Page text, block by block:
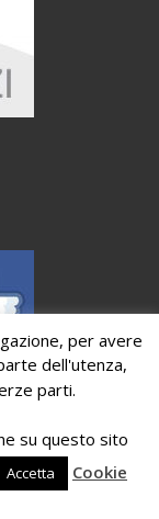
Communication
per avere
dell'utenza,
parti.
su questo sito
Accetta
Cookie